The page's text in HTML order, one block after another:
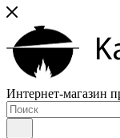
Интернет-магазин